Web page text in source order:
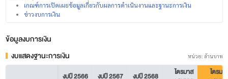
เกณฑ์การเปิดเผยข้อมูลเกี่ยวกับผลการดำเนินงานและฐานะการเงิน
ข่าวงบการเงิน
ข้อมูลงบการเงิน
งบแสดงฐานะการเงิน
หน่วย: ล้านบาท
งบปี 2566 งบปี 2567 งบปี 2568
ไตรมาส
ไตรมา